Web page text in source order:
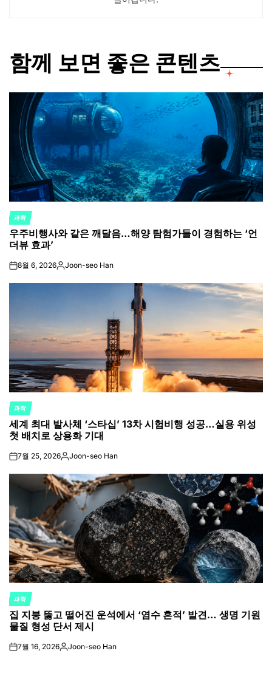
함께 보면 좋은 콘텐츠
POSTED
IN
과학
우주비행사와 같은 깨달음…해양 탐험가들이 경험하는 ‘언
더뷰 효과’
on8월 6, 2026Posted
Joon-seo Han
POSTED
IN
과학
세계 최대 발사체 ‘스타십’ 13차 시험비행 성공…실용 위성
첫 배치로 상용화 기대
on7월 25, 2026Posted
Joon-seo Han
POSTED
IN
과학
집 지붕 뚫고 떨어진 운석에서 ‘염수 흔적’ 발견… 생명 기원
물질 형성 단서 제시
on7월 16, 2026Posted
Joon-seo Han